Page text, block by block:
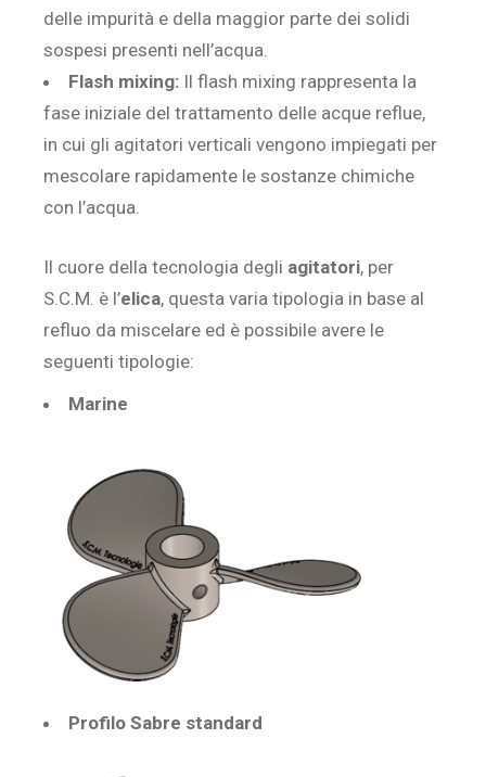
delle impurità e della maggior parte dei solidi
sospesi presenti nell’acqua.
Flash mixing: Il flash mixing rappresenta la
fase iniziale del trattamento delle acque reflue,
in cui gli agitatori verticali vengono impiegati per
mescolare rapidamente le sostanze chimiche
con l’acqua.
Il cuore della tecnologia degli agitatori, per
S.C.M. è l’elica, questa varia tipologia in base al
refluo da miscelare ed è possibile avere le
seguenti tipologie:
Marine
Profilo Sabre standard